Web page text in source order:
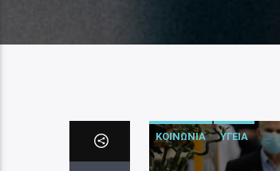
ΚΟΙΝΩΝΙΑ ΥΓΕΙΑ